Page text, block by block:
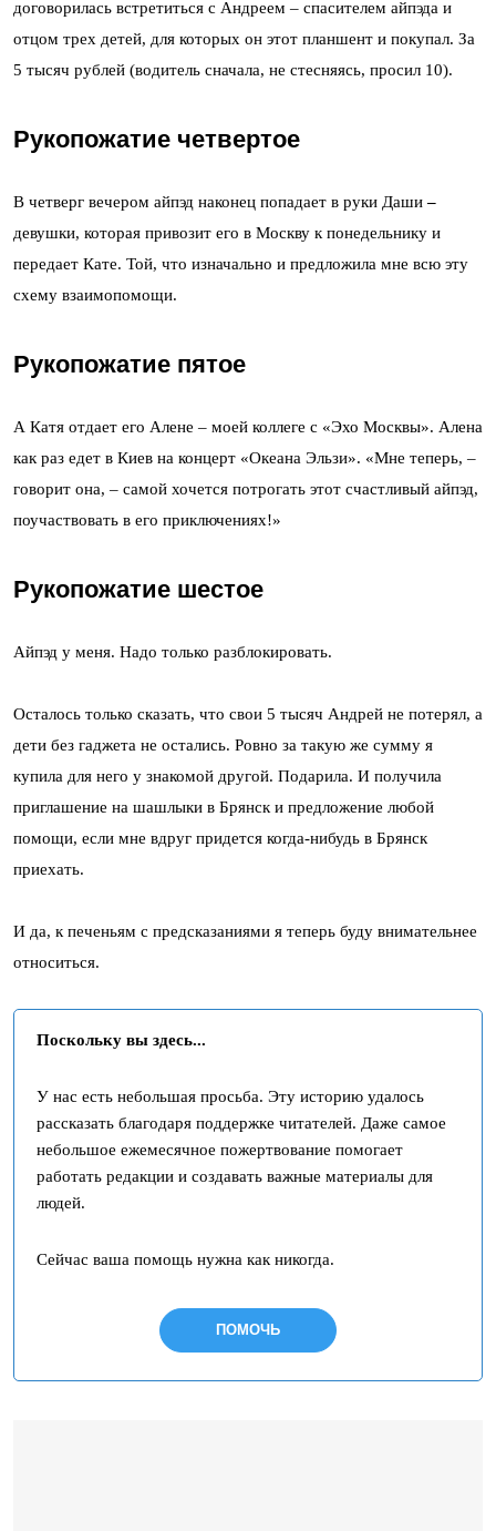
договорилась встретиться с Андреем – спасителем айпэда и
отцом трех детей, для которых он этот планшент и покупал. За
5 тысяч рублей (водитель сначала, не стесняясь, просил 10).
Рукопожатие четвертое
В четверг вечером айпэд наконец попадает в руки Даши–
девушки, которая привозит его в Москву к понедельнику и
передает Кате. Той, что изначально и предложила мне всю эту
схему взаимопомощи.
Рукопожатие пятое
А Катя отдает его Алене – моей коллеге с «Эхо Москвы». Алена
как раз едет в Киев на концерт «Океана Эльзи». «Мне теперь, –
говорит она, – самой хочется потрогать этот счастливый айпэд,
поучаствовать в его приключениях!»
Рукопожатие шестое
Айпэд у меня. Надо только разблокировать.
Осталось только сказать, что свои 5 тысяч Андрей не потерял, а
дети без гаджета не остались. Ровно за такую же сумму я
купила для него у знакомой другой. Подарила. И получила
приглашение на шашлыки в Брянск и предложение любой
помощи, если мне вдруг придется когда-нибудь в Брянск
приехать.
И да, к печеньям с предсказаниями я теперь буду внимательнее
относиться.
Поскольку вы здесь...
У нас есть небольшая просьба. Эту историю удалось
рассказать благодаря поддержке читателей. Даже самое
небольшое ежемесячное пожертвование помогает
работать редакции и создавать важные материалы для
людей.
Сейчас ваша помощь нужна как никогда.
ПОМОЧЬ